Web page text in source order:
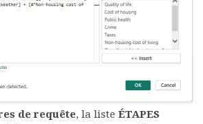
de requête, la liste ÉTAPES